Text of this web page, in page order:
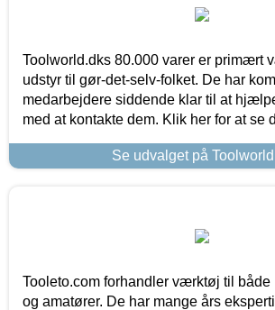
Toolworld.dks 80.000 varer er primært
udstyr til gør-det-selv-folket. De har
medarbejdere siddende klar til at
med at kontakte dem. Klik her for at se
Se udvalget på
Tooleto.com forhandler værktøj til både
og amatører. De har mange års